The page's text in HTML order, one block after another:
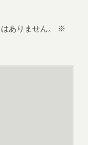
ありません。
※